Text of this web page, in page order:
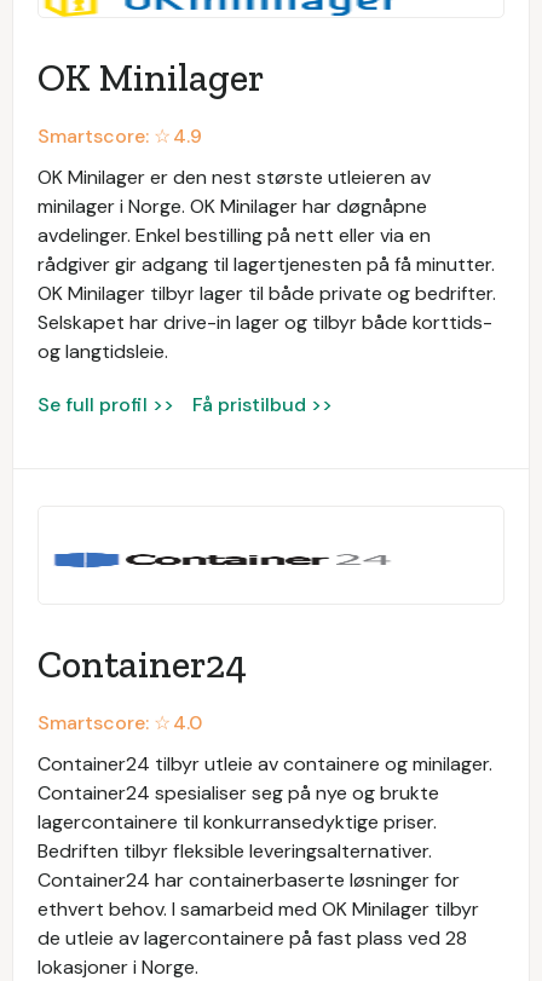
OK Minilager
Smartscore: ☆4.9
OK Minilager er den nest største utleieren av
minilager i Norge. OK Minilager har døgnåpne
avdelinger. Enkel bestilling på nett eller via en
rådgiver gir adgang til lagertjenesten på få minutter.
OK Minilager tilbyr lager til både private og bedrifter.
Selskapet har drive-in lager og tilbyr både korttids-
og langtidsleie.
Se full profil >> Få pristilbud >>
Container24
Smartscore: ☆4.0
Container24 tilbyr utleie av containere og minilager.
Container24 spesialiser seg på nye og brukte
lagercontainere til konkurransedyktige priser.
Bedriften tilbyr fleksible leveringsalternativer.
Container24 har containerbaserte løsninger for
ethvert behov. I samarbeid med OK Minilager tilbyr
de utleie av lagercontainere på fast plass ved 28
lokasjoner i Norge.